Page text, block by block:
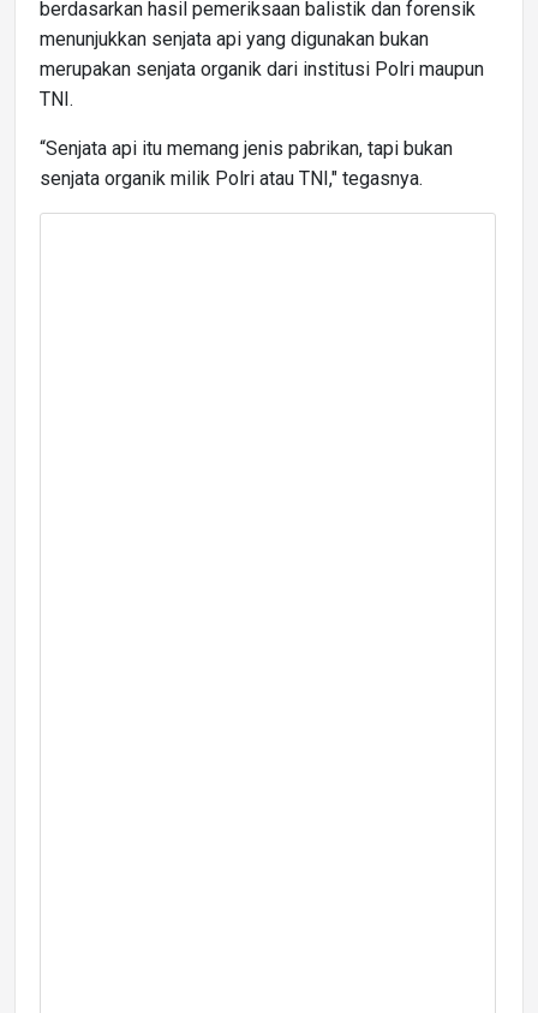
berdasarkan hasil pemeriksaan balistik dan forensik
menunjukkan senjata api yang digunakan bukan
merupakan senjata organik dari institusi Polri maupun
TNI.
“Senjata api itu memang jenis pabrikan, tapi bukan
senjata organik milik Polri atau TNI," tegasnya.